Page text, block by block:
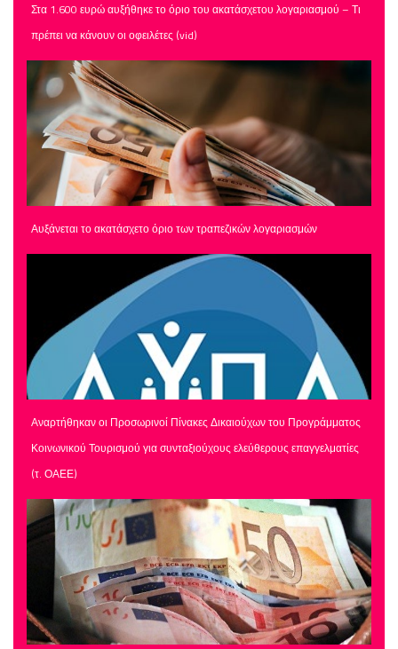
Στα 1.600 ευρώ αυξήθηκε το όριο του ακατάσχετου λογαριασμού – Τι
πρέπει να κάνουν οι οφειλέτες (vid)
Αυξάνεται το ακατάσχετο όριο των τραπεζικών λογαριασμών
Αναρτήθηκαν οι Προσωρινοί Πίνακες Δικαιούχων του Προγράμματος
Κοινωνικού Τουρισμού για συνταξιούχους ελεύθερους επαγγελματίες
(τ. ΟΑΕΕ)